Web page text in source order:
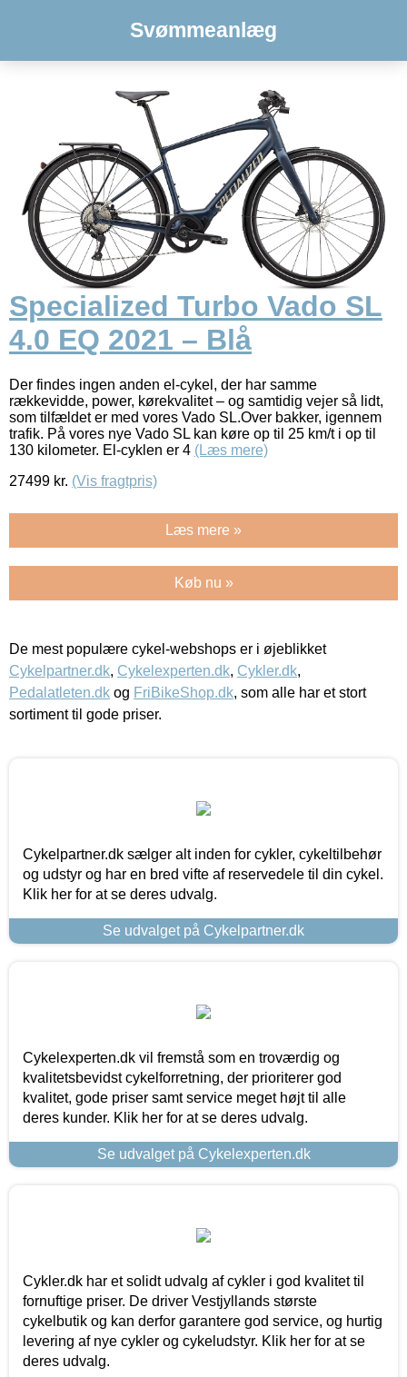
Svømmeanlæg
Specialized Turbo Vado SL
4.0 EQ 2021 – Blå
Der findes ingen anden el-cykel, der har samme
rækkevidde, power, kørekvalitet – og samtidig vejer så lidt,
som tilfældet er med vores Vado SL.Over bakker, igennem
trafik. På vores nye Vado SL kan køre op til 25 km/t i op til
130 kilometer. El-cyklen er 4 (Læs mere)
27499 kr. (Vis fragtpris)
Læs mere »
Køb nu »
De mest populære cykel-webshops er i øjeblikket
Cykelpartner.dk, Cykelexperten.dk, Cykler.dk,
Pedalatleten.dk og FriBikeShop.dk, som alle har et stort
sortiment til gode priser.
Cykelpartner.dk sælger alt inden for cykler, cykeltilbehør
og udstyr og har en bred vifte af reservedele til din cykel.
Klik her for at se deres udvalg.
Se udvalget på Cykelpartner.dk
Cykelexperten.dk vil fremstå som en troværdig og
kvalitetsbevidst cykelforretning, der prioriterer god
kvalitet, gode priser samt service meget højt til alle
deres kunder. Klik her for at se deres udvalg.
Se udvalget på Cykelexperten.dk
Cykler.dk har et solidt udvalg af cykler i god kvalitet til
fornuftige priser. De driver Vestjyllands største
cykelbutik og kan derfor garantere god service, og hurtig
levering af nye cykler og cykeludstyr. Klik her for at se
deres udvalg.